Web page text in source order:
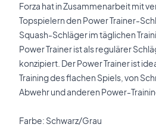
Forza hat in Zusammenarbeit mit
Topspielern den Power Trainer-
Squash-Schläger im täglichen
Power Trainer ist als regulärer
konzipiert. Der Power Trainer ist
Training des flachen Spiels, von
Abwehr und anderen Power-
Farbe: Schwarz/Grau